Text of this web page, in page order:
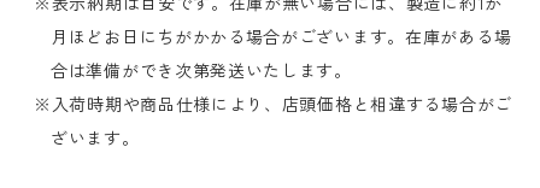
月ほどお日にちがかかる場合がございます。在庫がある場
合は準備ができ次第発送いたします。
※入荷時期や商品仕様により、店頭価格と相違する場合がご
ざいます。